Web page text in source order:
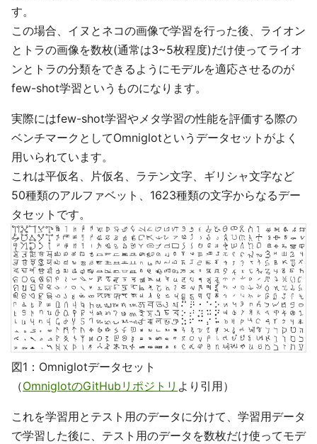
す。
この場合、イヌとネコの画像で学習を行った後、ライオン
とトラの画像を数枚(通常は3~5枚程度)だけ使ってライオ
ンとトラの分類をできるようにモデルを適応させるのが
few-shot学習というものになります。
実際にはfew-shot学習やメタ学習の性能を評価する際の
ベンチマークとしてOmniglotというデータセットがよく
用いられています。
これは平仮名、片仮名、ラテン文字、ギリシャ文字など
50種類のアルファベット、1623種類の文字からなるデー
タセットです。
図1：Omniglotデータセット
（OmniglotのGitHubリポジトリ より引用）
これを学習用とテスト用のデータに分けて、学習用データ
で学習した後に、テスト用のデータを数枚だけ使ってモデ